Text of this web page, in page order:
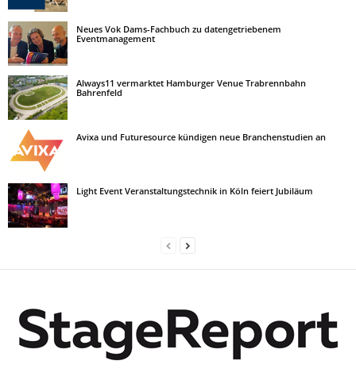
Neues Vok Dams-Fachbuch zu datengetriebenem
Eventmanagement
Always11 vermarktet Hamburger Venue Trabrennbahn
Bahrenfeld
Avixa und Futuresource kündigen neue Branchenstudien an
Light Event Veranstaltungstechnik in Köln feiert Jubiläum